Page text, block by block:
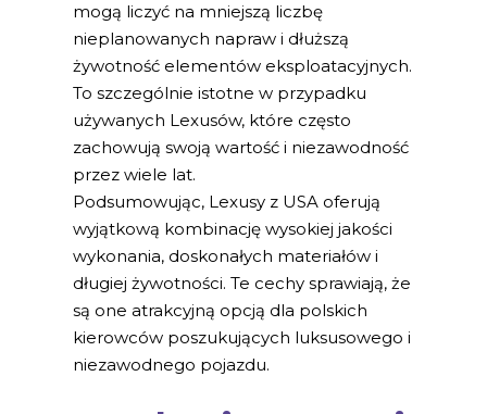
mogą liczyć na mniejszą liczbę
nieplanowanych napraw i dłuższą
żywotność elementów eksploatacyjnych.
To szczególnie istotne w przypadku
używanych Lexusów, które często
zachowują swoją wartość i niezawodność
przez wiele lat.
Podsumowując, Lexusy z USA oferują
wyjątkową kombinację wysokiej jakości
wykonania, doskonałych materiałów i
długiej żywotności. Te cechy sprawiają, że
są one atrakcyjną opcją dla polskich
kierowców poszukujących luksusowego i
niezawodnego pojazdu.